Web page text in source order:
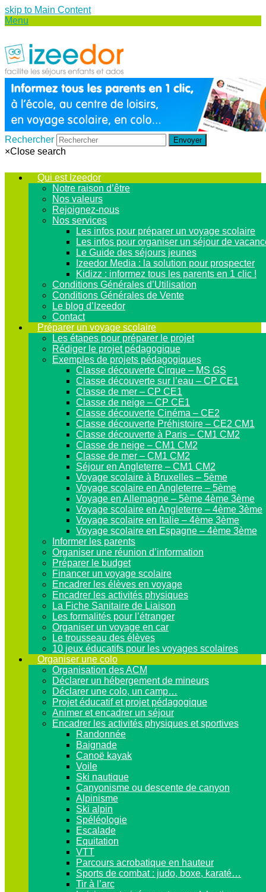
skip to Main Content
Menu
Rechercher Envoyer
×Close search
Qui est Izeedor
Notre raison d’être
Nos valeurs
Rejoignez-nous
Nos services
Les infos pour préparer un voyage scolaire
Les infos pour organiser un séjour de
Le Guide des séjours jeunes
Izeedor Media : la solution pour prospecter
Kidizz : informez tous les parents en 1 clic !
Conditions Générales d’Utilisation
Conditions Générales de Vente
Le blog d’Izeedor
Contact
Préparer un voyage scolaire
Les étapes pour préparer le projet
Rédiger le projet pédagogique
Exemples de projets pédagogiques
Classe découverte Cirque – MS GS
Classe découverte sur l’eau – CP CE1
Classe de mer – CP CE1
Classe de neige – CP CE1
Classe découverte Cinéma – CE2
Classe découverte Préhistoire – CE2 CM1
Classe découverte à Paris – CM1 CM2
Classe de neige – CM1 CM2
Classe de mer – CM1 CM2
Séjour en Angleterre – CM1 CM2
Voyage scolaire à Bruxelles – 5ème
Voyage scolaire en Angleterre – 5ème
Voyage en Allemagne – 5ème 4ème 3ème
Voyage scolaire en Angleterre – 4ème 3ème
Voyage scolaire en Italie – 4ème 3ème
Voyage scolaire en Espagne – 4ème 3ème
Informer les parents
Organiser une réunion d’information
Préparer le budget
Financer un voyage scolaire
Encadrer les élèves en voyage
Encadrer les activités physiques
La Fiche Sanitaire de Liaison
Les formalités pour l’étranger
Organiser un voyage en car
Le trousseau des élèves
10 jeux éducatifs pour les voyages scolaires
Organiser une colo
Organisation des ACM
Déclarer un hébergement de mineurs
Déclarer une colo, un camp…
Projet éducatif et projet pédagogique
Animer et encadrer un séjour
Encadrer les activités physiques et sportives
Randonnée
Baignade
Canoë kayak
Voile
Ski nautique
Canyonisme ou descente de canyon
Alpinisme
Ski alpin
Spéléologie
Escalade
Equitation
VTT
Parcours acrobatique en hauteur
Sports de combat : judo, boxe, karaté…
Tir à l’arc